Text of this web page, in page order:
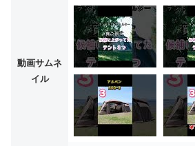
動画サムネ
イル